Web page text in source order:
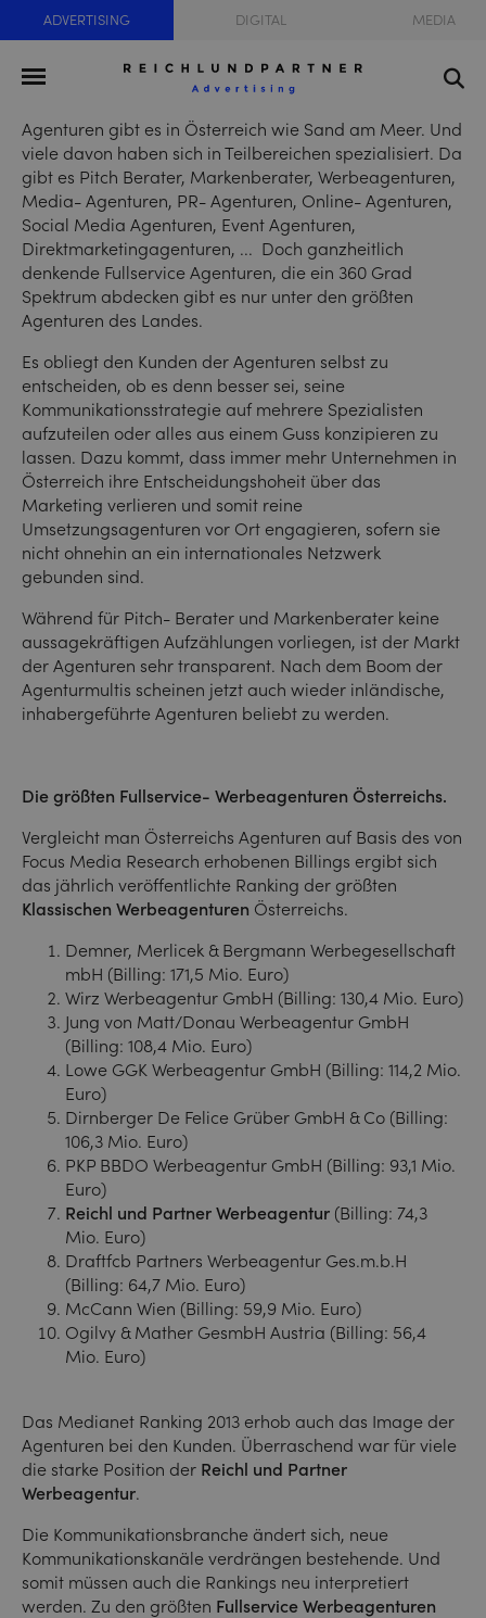
ADVERTISING DIGITAL MEDIA
Agenturen gibt es in Österreich wie Sand am Meer. Und
viele davon haben sich in Teilbereichen spezialisiert. Da
gibt es Pitch Berater, Markenberater, Werbeagenturen,
Media- Agenturen, PR- Agenturen, Online- Agenturen,
Social Media Agenturen, Event Agenturen,
Direktmarketingagenturen, ... Doch ganzheitlich
denkende Fullservice Agenturen, die ein 360 Grad
Spektrum abdecken gibt es nur unter den größten
Agenturen des Landes.
Es obliegt den Kunden der Agenturen selbst zu
entscheiden, ob es denn besser sei, seine
Kommunikationsstrategie auf mehrere Spezialisten
aufzuteilen oder alles aus einem Guss konzipieren zu
lassen. Dazu kommt, dass immer mehr Unternehmen in
Österreich ihre Entscheidungshoheit über das
Marketing verlieren und somit reine
Umsetzungsagenturen vor Ort engagieren, sofern sie
nicht ohnehin an ein internationales Netzwerk
gebunden sind.
Während für Pitch- Berater und Markenberater keine
aussagekräftigen Aufzählungen vorliegen, ist der Markt
der Agenturen sehr transparent. Nach dem Boom der
Agenturmultis scheinen jetzt auch wieder inländische,
inhabergeführte Agenturen beliebt zu werden.
Die größten Fullservice- Werbeagenturen Österreichs.
Vergleicht man Österreichs Agenturen auf Basis des von
Focus Media Research erhobenen Billings ergibt sich
das jährlich veröffentlichte Ranking der größten
Klassischen Werbeagenturen Österreichs.
Demner, Merlicek & Bergmann Werbegesellschaft
mbH (Billing: 171,5 Mio. Euro)
Wirz Werbeagentur GmbH (Billing: 130,4 Mio. Euro)
Jung von Matt/Donau Werbeagentur GmbH
(Billing: 108,4 Mio. Euro)
Lowe GGK Werbeagentur GmbH (Billing: 114,2 Mio.
Euro)
Dirnberger De Felice Grüber GmbH & Co (Billing:
106,3 Mio. Euro)
PKP BBDO Werbeagentur GmbH (Billing: 93,1 Mio.
Euro)
Reichl und Partner Werbeagentur (Billing: 74,3
Mio. Euro)
Draftfcb Partners Werbeagentur Ges.m.b.H
(Billing: 64,7 Mio. Euro)
McCann Wien (Billing: 59,9 Mio. Euro)
Ogilvy & Mather GesmbH Austria (Billing: 56,4
Mio. Euro)
Das Medianet Ranking 2013 erhob auch das Image der
Agenturen bei den Kunden. Überraschend war für viele
die starke Position der Reichl und Partner
Werbeagentur.
Die Kommunikationsbranche ändert sich, neue
Kommunikationskanäle verdrängen bestehende. Und
somit müssen auch die Rankings neu interpretiert
werden. Zu den größten Fullservice Werbeagenturen